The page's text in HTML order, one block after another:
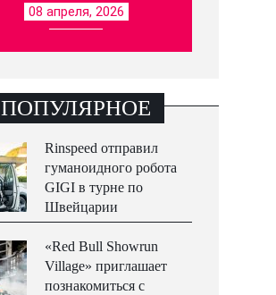
08 апреля, 2026
ПОПУЛЯРНОЕ
Rinspeed отправил
гуманоидного робота
GIGI в турне по
Швейцарии
«Red Bull Showrun
Village» приглашает
познакомиться с